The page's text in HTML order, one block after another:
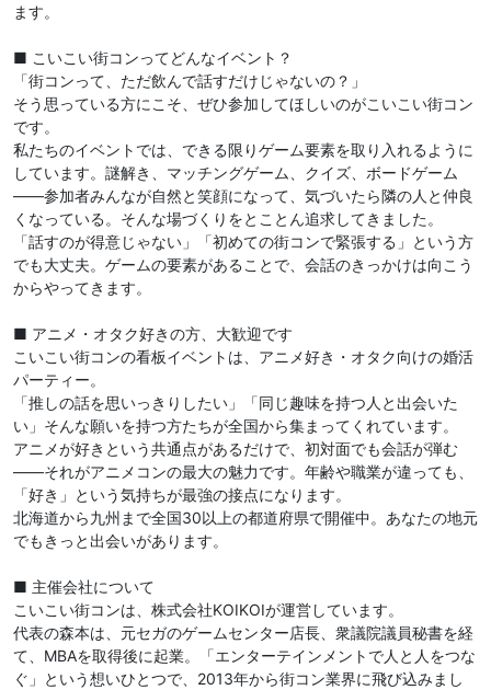
ます。
■ こいこい街コンってどんなイベント？
「街コンって、ただ飲んで話すだけじゃないの？」
そう思っている方にこそ、ぜひ参加してほしいのがこいこい街コン
です。
私たちのイベントでは、できる限りゲーム要素を取り入れるように
しています。謎解き、マッチングゲーム、クイズ、ボードゲーム
——参加者みんなが自然と笑顔になって、気づいたら隣の人と仲良
くなっている。そんな場づくりをとことん追求してきました。
「話すのが得意じゃない」「初めての街コンで緊張する」という方
でも大丈夫。ゲームの要素があることで、会話のきっかけは向こう
からやってきます。
■ アニメ・オタク好きの方、大歓迎です
こいこい街コンの看板イベントは、アニメ好き・オタク向けの婚活
パーティー。
「推しの話を思いっきりしたい」「同じ趣味を持つ人と出会いた
い」そんな願いを持つ方たちが全国から集まってくれています。
アニメが好きという共通点があるだけで、初対面でも会話が弾む
——それがアニメコンの最大の魅力です。年齢や職業が違っても、
「好き」という気持ちが最強の接点になります。
北海道から九州まで全国30以上の都道府県で開催中。あなたの地元
でもきっと出会いがあります。
■ 主催会社について
こいこい街コンは、株式会社KOIKOIが運営しています。
代表の森本は、元セガのゲームセンター店長、衆議院議員秘書を経
て、MBAを取得後に起業。「エンターテインメントで人と人をつな
ぐ」という想いひとつで、2013年から街コン業界に飛び込みまし